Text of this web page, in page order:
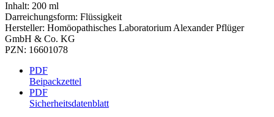
Inhalt: 200 ml
Darreichungsform: Flüssigkeit
Hersteller: Homöopathisches Laboratorium Alexander Pflüger
GmbH & Co. KG
PZN: 16601078
PDF
Beipackzettel
PDF
Sicherheitsdatenblatt